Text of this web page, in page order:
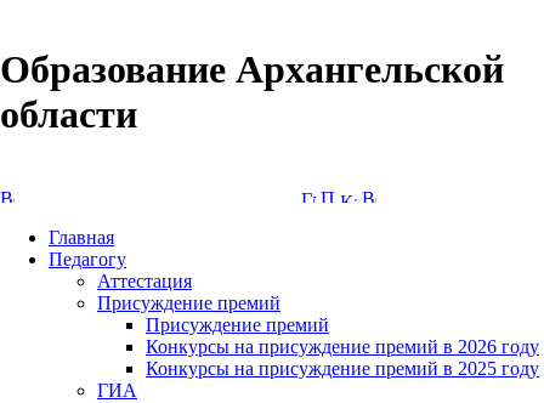
Образование Архангельской
области
Главная
Педагогу
Аттестация
Присуждение премий
Присуждение премий
Конкурсы на присуждение премий в 2026 году
Конкурсы на присуждение премий в 2025 году
ГИА